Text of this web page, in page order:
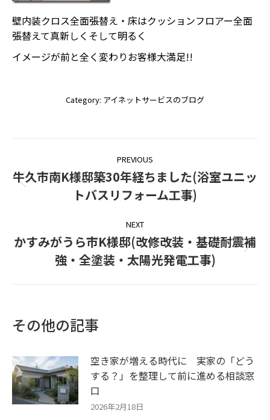
壁内装クロス全面張替え・床はクッションフロアー全面
張替えて真新しくそして明るく
イメージが前と全く変わりお客様大満足!!
Category: アイネットサービスのブログ
navigation
PREVIOUS
Previous
post:
牛久市南K様邸築30年経ちました(浴室ユニッ
トバスリフォーム工事)
NEXT
Next
post:
かすみがうら市K様邸(改修改装・基礎耐震補
強・全塗装・太陽光発電工事)
その他の記事
空き家が増える時代に 実家の「どう
する？」を整理して前に進める相談窓
口
2026年2月18日